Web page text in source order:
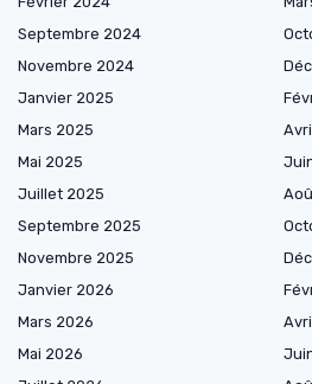
Septembre 2024
Novembre 2024
Janvier 2025
Mars 2025
Mai 2025
Juillet 2025
Septembre 2025
Novembre 2025
Janvier 2026
Mars 2026
Mai 2026